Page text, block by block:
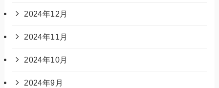
2024年12月
2024年11月
2024年10月
2024年9月